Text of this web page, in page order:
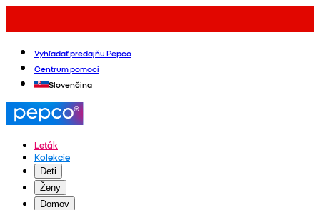
Vyhľadať predajňu Pepco
Centrum pomoci
Slovenčina
Leták
Kolekcie
Deti
Ženy
Domov